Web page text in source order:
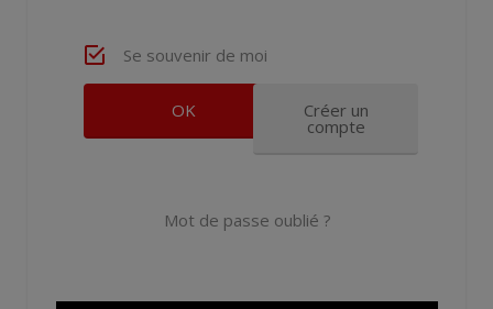
Se souvenir de moi
Créer un
compte
Mot de passe oublié ?